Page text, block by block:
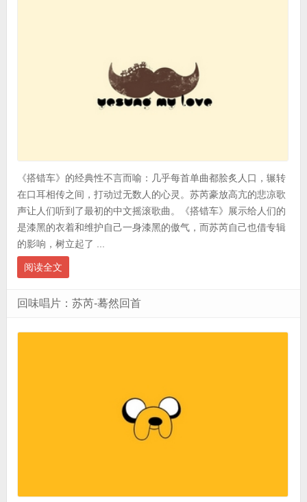
《搭错车》的经典性不言而喻：几乎每首单曲都脍炙人口，辗转
在口耳相传之间，打动过无数人的心灵。苏芮豪放高亢的悲凉歌
声让人们听到了最初的中文摇滚歌曲。《搭错车》展示给人们的
是漆黑的衣着和维护自己一身漆黑的傲气，而苏芮自己也借专辑
的影响，树立起了 ...
阅读全文
回味唱片：苏芮-蓦然回首